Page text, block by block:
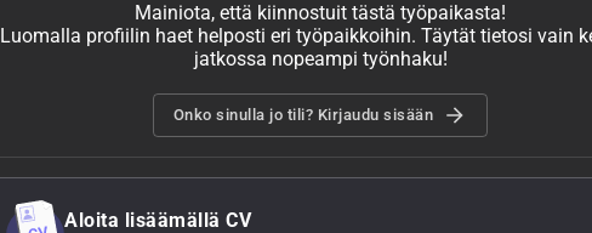
Mainiota, että kiinnostuit tästä työpaikasta!
Luomalla profiilin haet helposti eri työpaikkoihin. Täytät tietosi vain
jatkossa nopeampi työnhaku!
Onko sinulla jo tili? Kirjaudu sisään
Aloita lisäämällä CV